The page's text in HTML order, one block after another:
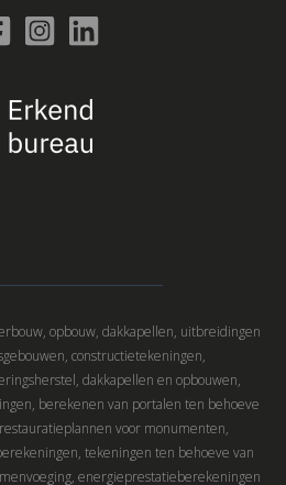
opbouw, dakkapellen, uitbreidingen
constructietekeningen,
dakkapellen en opbouwen,
berekenen van portalen ten behoeve
voor monumenten,
tekeningen ten behoeve van
energieprestatieberekeningen